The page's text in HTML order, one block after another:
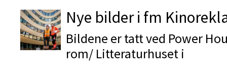
Nye bilder i fm
Bildene er tatt ved Power
rom/ Litteraturhuset i